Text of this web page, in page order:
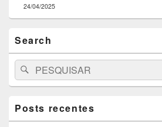
24/04/2025
Search
Search
for:
Pesquisar
Posts recentes